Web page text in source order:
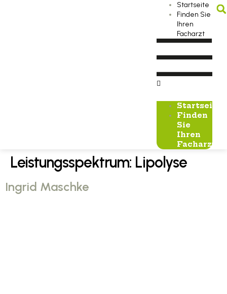
Startseite
Finden Sie
Ihren
Facharzt
Startseite
Finden
Sie
Ihren
Facharzt
Leistungsspektrum: Lipolyse
Ingrid Maschke